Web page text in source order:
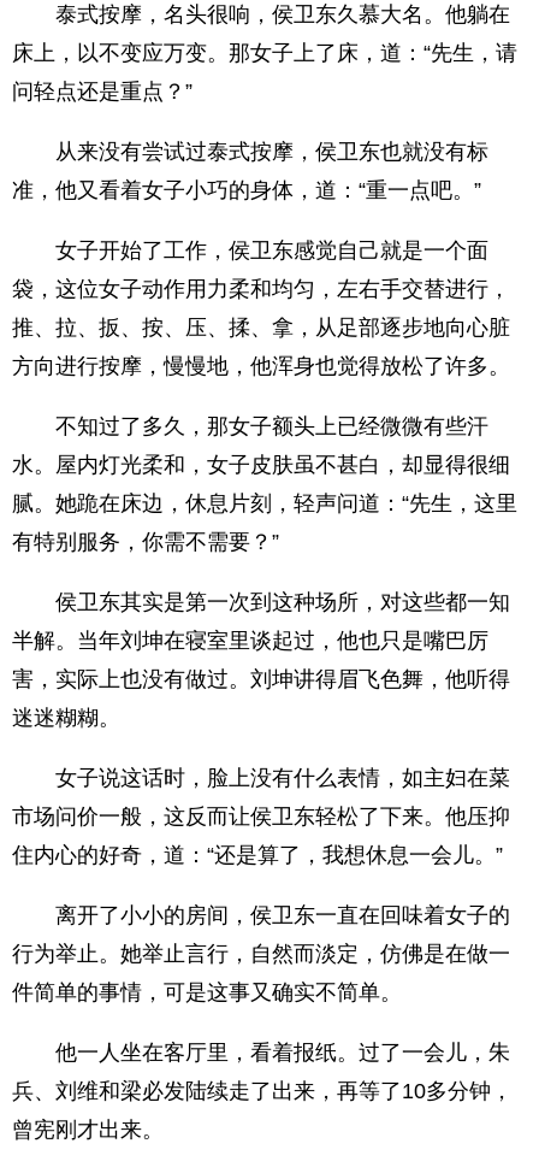
泰式按摩，名头很响，侯卫东久慕大名。他躺在
床上，以不变应万变。那女子上了床，道：“先生，请
问轻点还是重点？”
从来没有尝试过泰式按摩，侯卫东也就没有标
准，他又看着女子小巧的身体，道：“重一点吧。”
女子开始了工作，侯卫东感觉自己就是一个面
袋，这位女子动作用力柔和均匀，左右手交替进行，
推、拉、扳、按、压、揉、拿，从足部逐步地向心脏
方向进行按摩，慢慢地，他浑身也觉得放松了许多。
不知过了多久，那女子额头上已经微微有些汗
水。屋内灯光柔和，女子皮肤虽不甚白，却显得很细
腻。她跪在床边，休息片刻，轻声问道：“先生，这里
有特别服务，你需不需要？”
侯卫东其实是第一次到这种场所，对这些都一知
半解。当年刘坤在寝室里谈起过，他也只是嘴巴厉
害，实际上也没有做过。刘坤讲得眉飞色舞，他听得
迷迷糊糊。
女子说这话时，脸上没有什么表情，如主妇在菜
市场问价一般，这反而让侯卫东轻松了下来。他压抑
住内心的好奇，道：“还是算了，我想休息一会儿。”
离开了小小的房间，侯卫东一直在回味着女子的
行为举止。她举止言行，自然而淡定，仿佛是在做一
件简单的事情，可是这事又确实不简单。
他一人坐在客厅里，看着报纸。过了一会儿，朱
兵、刘维和梁必发陆续走了出来，再等了10多分钟，
曾宪刚才出来。